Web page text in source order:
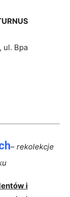
ul. Bpa
– rekolekcje
i